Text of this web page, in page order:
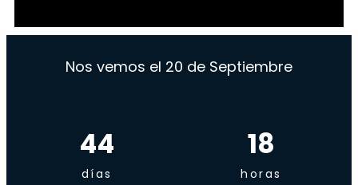
Nos vemos el 20 de Septiembre
44
días
18
horas